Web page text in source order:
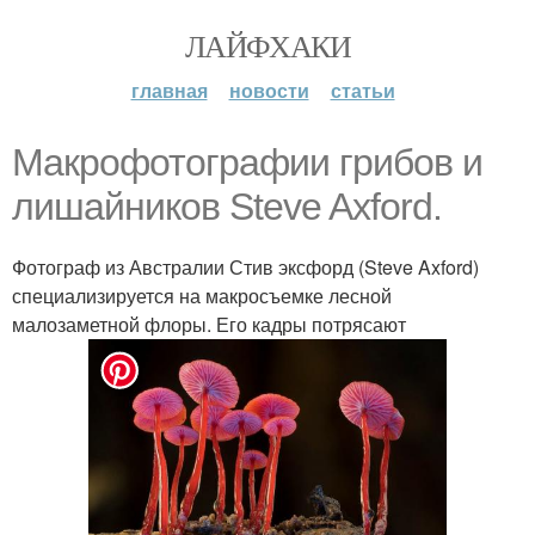
ЛАЙФХАКИ
главная новости статьи
Макрофотографии грибов и
лишайников Steve Axford.
Фотограф из Австралии Стив эксфорд (Steve Axford)
специализируется на макросъемке лесной
малозаметной флоры. Его кадры потрясают